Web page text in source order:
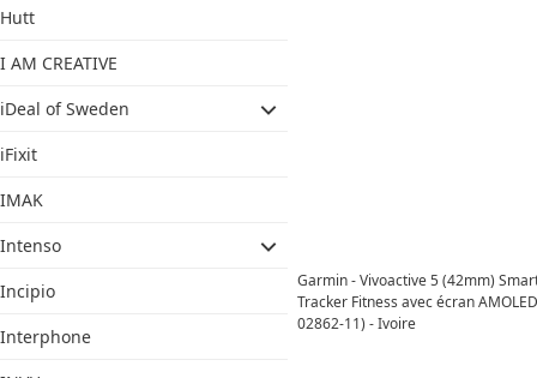
Hutt
I AM CREATIVE
iDeal of Sweden
iFixit
IMAK
Intenso
Incipio
Interphone
Garmin - Vivoactive 5 (42mm)
Tracker Fitness avec écran
02862-11) - Ivoire